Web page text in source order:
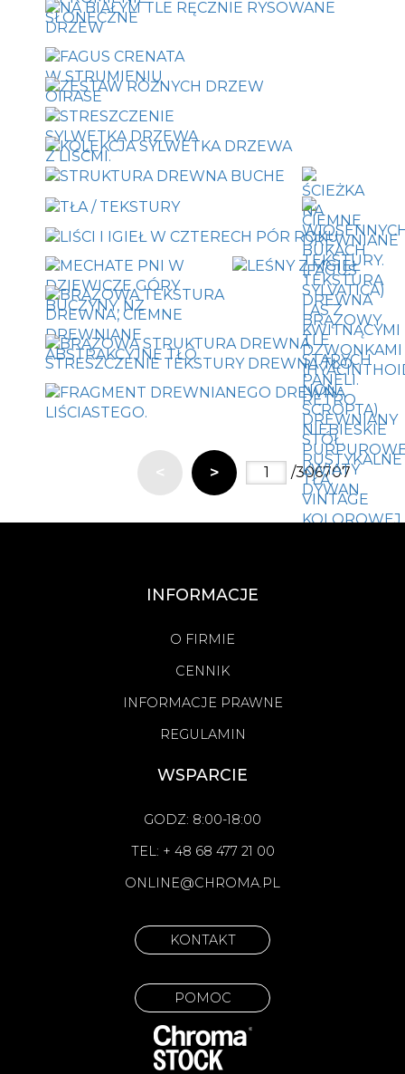
< > /306707
INFORMACJE
O FIRMIE
CENNIK
INFORMACJE PRAWNE
REGULAMIN
WSPARCIE
GODZ: 8:00-18:00
TEL: + 48 68 477 21 00
ONLINE@CHROMA.PL
KONTAKT
POMOC